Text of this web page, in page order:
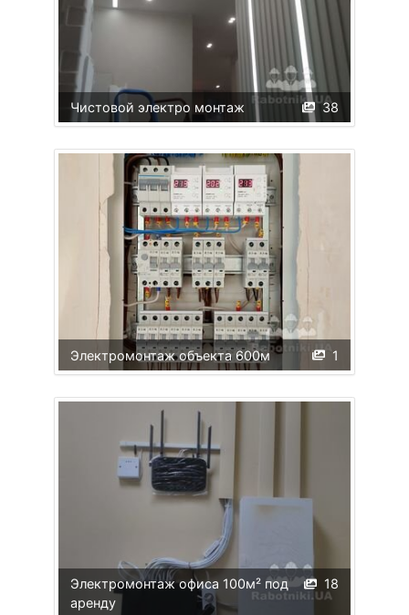
38
Чистовой электро монтаж
1
Электромонтаж объекта 600м
18
Электромонтаж офиса 100м² под
аренду